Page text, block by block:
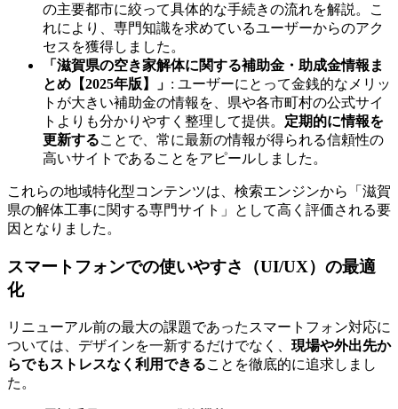
の主要都市に絞って具体的な手続きの流れを解説。こ
れにより、専門知識を求めているユーザーからのアク
セスを獲得しました。
「滋賀県の空き家解体に関する補助金・助成金情報ま
とめ【2025年版】」 : ユーザーにとって金銭的なメリッ
トが大きい補助金の情報を、県や各市町村の公式サイ
トよりも分かりやすく整理して提供。 定期的に情報を
更新することで、常に最新の情報が得られる信頼性の
高いサイトであることをアピールしました。
これらの地域特化型コンテンツは、検索エンジンから「滋賀
県の解体工事に関する専門サイト」として高く評価される要
因となりました。
スマートフォンでの使いやすさ（UI/UX）の最適
化
リニューアル前の最大の課題であったスマートフォン対応に
ついては、デザインを一新するだけでなく、 現場や外出先か
らでもストレスなく利用できることを徹底的に追求しまし
た。